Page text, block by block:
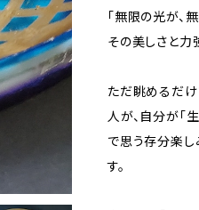
「無限の光が、
その美しさと力
ただ眺めるだけ
人が、自分が「
で思う存分楽し
す。